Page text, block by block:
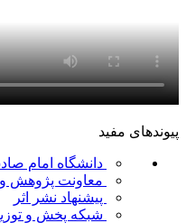
پیوندهای مفید
دانشگاه امام
معاونت پژوهش
پیشنهاد نشر اثر
شبکه پخش و